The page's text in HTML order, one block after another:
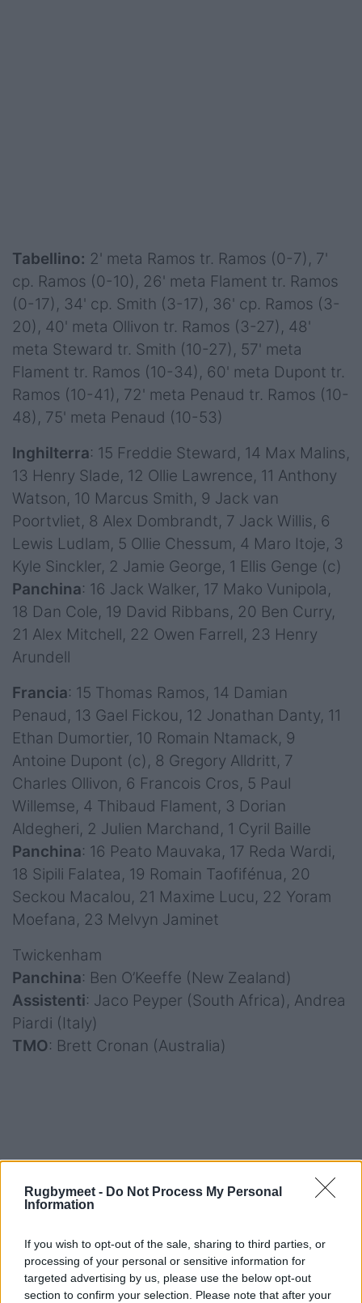
Rugbymeet - Do Not Process My Personal
Information
If you wish to opt-out of the sale, sharing to third parties, or
processing of your personal or sensitive information for
targeted advertising by us, please use the below opt-out
section to confirm your selection. Please note that after your
Tabellino: 2' meta Ramos tr. Ramos (0-7), 7'
cp. Ramos (0-10), 26' meta Flament tr. Ramos
(0-17), 34' cp. Smith (3-17), 36' cp. Ramos (3-
20), 40' meta Ollivon tr. Ramos (3-27), 48'
meta Steward tr. Smith (10-27), 57' meta
Flament tr. Ramos (10-34), 60' meta Dupont tr.
Ramos (10-41), 72' meta Penaud tr. Ramos (10-
48), 75' meta Penaud (10-53)
Inghilterra: 15 Freddie Steward, 14 Max Malins,
13 Henry Slade, 12 Ollie Lawrence, 11 Anthony
Watson, 10 Marcus Smith, 9 Jack van
Poortvliet, 8 Alex Dombrandt, 7 Jack Willis, 6
Lewis Ludlam, 5 Ollie Chessum, 4 Maro Itoje, 3
Kyle Sinckler, 2 Jamie George, 1 Ellis Genge (c)
Panchina: 16 Jack Walker, 17 Mako Vunipola,
18 Dan Cole, 19 David Ribbans, 20 Ben Curry,
21 Alex Mitchell, 22 Owen Farrell, 23 Henry
Arundell
Francia: 15 Thomas Ramos, 14 Damian
Penaud, 13 Gael Fickou, 12 Jonathan Danty, 11
Ethan Dumortier, 10 Romain Ntamack, 9
Antoine Dupont (c), 8 Gregory Alldritt, 7
Charles Ollivon, 6 Francois Cros, 5 Paul
Willemse, 4 Thibaud Flament, 3 Dorian
Aldegheri, 2 Julien Marchand, 1 Cyril Baille
Panchina: 16 Peato Mauvaka, 17 Reda Wardi,
18 Sipili Falatea, 19 Romain Taofifénua, 20
Seckou Macalou, 21 Maxime Lucu, 22 Yoram
Moefana, 23 Melvyn Jaminet
Twickenham
Panchina: Ben O’Keeffe (New Zealand)
Assistenti: Jaco Peyper (South Africa), Andrea
Piardi (Italy)
TMO: Brett Cronan (Australia)
Foto Twitter @SixNations